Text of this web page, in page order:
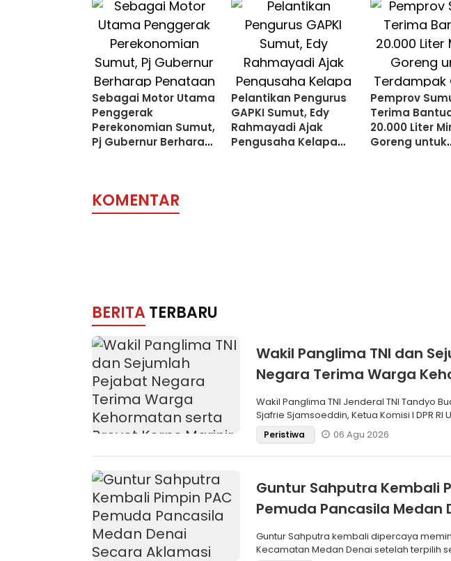
Sebagai Motor Utama
Penggerak
Perekonomian Sumut,
Pj Gubernur Berharap
Pelantikan Pengurus
GAPKI Sumut, Edy
Rahmayadi Ajak
Pengusaha Kelapa
Pemprov
Terima
20.000 Liter
Goreng untuk
KOMENTAR
BERITA TERBARU
Wakil Panglima TNI dan
Negara Terima Warga
Brevet Korps Marinir
Wakil Panglima TNI Jenderal TNI Tandyo
Sjafrie Sjamsoeddin, Ketua Komisi I DPR RI
Peristiwa 06 Agu 2026
Guntur Sahputra Kembali
Pemuda Pancasila Medan
Aklamasi
Guntur Sahputra kembali dipercaya
Kecamatan Medan Denai setelah terpilih